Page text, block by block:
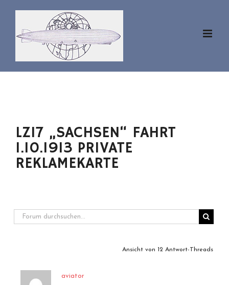
springen
LZ17 „SACHSEN“ FAHRT
1.10.1913 PRIVATE
REKLAMEKARTE
Ansicht von 12 Antwort-Threads
aviator